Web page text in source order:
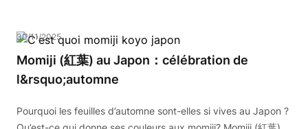
30/11/2025
Momiji (紅葉) au Japon：célébration de
l&rsquo;automne
Pourquoi les feuilles d’automne sont-elles si vives au Japon ?